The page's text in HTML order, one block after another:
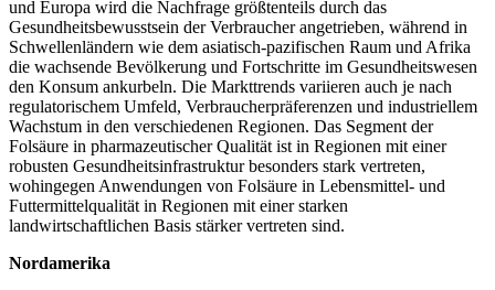
und Europa wird die Nachfrage größtenteils durch das
Gesundheitsbewusstsein der Verbraucher angetrieben, während in
Schwellenländern wie dem asiatisch-pazifischen Raum und Afrika
die wachsende Bevölkerung und Fortschritte im Gesundheitswesen
den Konsum ankurbeln. Die Markttrends variieren auch je nach
regulatorischem Umfeld, Verbraucherpräferenzen und industriellem
Wachstum in den verschiedenen Regionen. Das Segment der
Folsäure in pharmazeutischer Qualität ist in Regionen mit einer
robusten Gesundheitsinfrastruktur besonders stark vertreten,
wohingegen Anwendungen von Folsäure in Lebensmittel- und
Futtermittelqualität in Regionen mit einer starken
landwirtschaftlichen Basis stärker vertreten sind.
Nordamerika